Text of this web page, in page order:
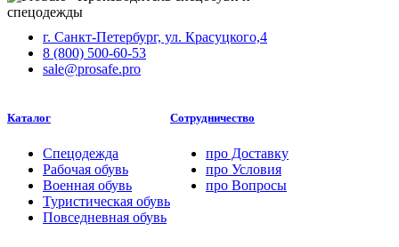
г. Санкт-Петербург, ул. Красуцкого,4
8 (800) 500-60-53
sale@prosafe.pro
Каталог
Спецодежда
Рабочая обувь
Военная обувь
Туристическая обувь
Повседневная обувь
Сотрудничество
про Доставку
про Условия
про Вопросы